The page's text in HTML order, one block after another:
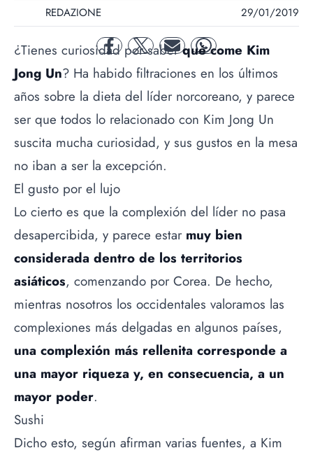
REDAZIONE 29/01/2019
facebooktwitter mail whatsapp
¿Tienes curiosidad por saberqué come Kim
Jong Un? Ha habido filtraciones en los últimos
años sobre la dieta del líder norcoreano, y parece
ser que todos lo relacionado con Kim Jong Un
suscita mucha curiosidad, y sus gustos en la mesa
no iban a ser la excepción.
El gusto por el lujo
Lo cierto es que la complexión del líder no pasa
desapercibida, y parece estar muy bien
considerada dentro de los territorios
asiáticos, comenzando por Corea. De hecho,
mientras nosotros los occidentales valoramos las
complexiones más delgadas en algunos países,
una complexión más rellenita corresponde a
una mayor riqueza y, en consecuencia, a un
mayor poder.
Sushi
Dicho esto, según afirman varias fuentes, a Kim